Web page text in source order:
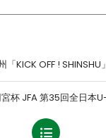
KICK OFF ! SHINSHU」